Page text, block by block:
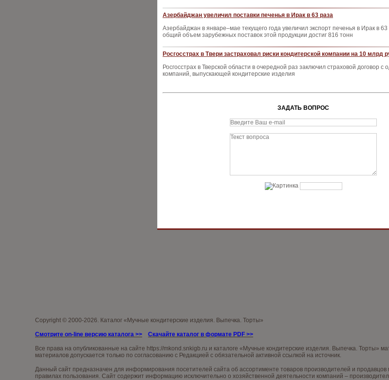
Азербайджан увеличил поставки печенья в Ирак в 63 раза
Азербайджан в январе–мае текущего года увеличил экспорт печенья в Ирак в
общий объем зарубежных поставок этой продукции достиг 816 тонн
Росгосстрах в Твери застраховал риски кондитерской компании на 10 млрд
Росгосстрах в Тверской области в очередной раз заключил страховой договор с
компаний, выпускающей кондитерские изделия
ЗАДАТЬ ВОПРОС
Copyright © 2000-2026. Каталог «Мучные кондитерские изделия. Выпечка. Торты»
Смотрите on-line версию каталога >> Скачайте каталог в формате PDF >>
Все права на опубликованные на сайте https://mkond.snkigb.ru и каталоге «Мучные кондитерские изделия. Выпечка. Торты»
материалов допускается только по согласованию с Редакцией с обязательной активной ссылкой на источник.
Данный сайт предназначен для информирования посетителей сайта об ассортименте товаров производителей и продавцов
правилах пользования. Сайт содержит информацию исключительно о хозяйственной деятельности компаний –